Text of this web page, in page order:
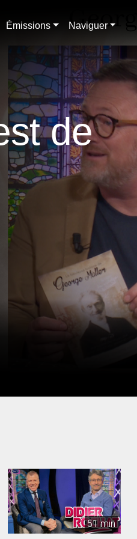
Émissions Naviguer
de
51 min